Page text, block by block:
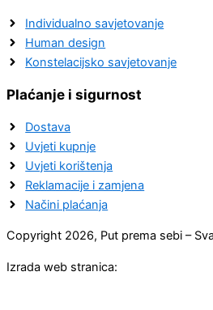
Individualno savjetovanje
Human design
Konstelacijsko savjetovanje
Plaćanje i sigurnost
Dostava
Uvjeti kupnje
Uvjeti korištenja
Reklamacije i zamjena
Načini plaćanja
Copyright 2026, Put prema sebi –
Izrada web stranica: